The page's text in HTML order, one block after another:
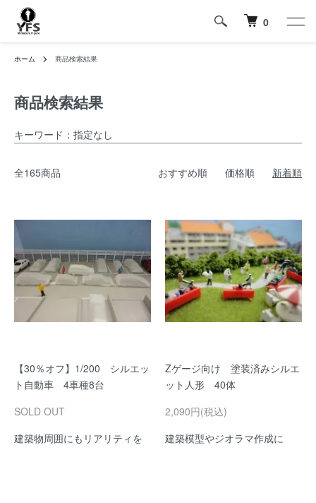
0
ホーム 商品検索結果
商品検索結果
キーワード：指定なし
全165商品 おすすめ順 価格順 新着順
【30％オフ】1/200 シルエッ
ト自動車 4車種8台
SOLD OUT
建築物周囲にもリアリティを
Zゲージ向け 塗装済みシルエ
ット人形 40体
2,090円(税込)
建築模型やジオラマ作成に